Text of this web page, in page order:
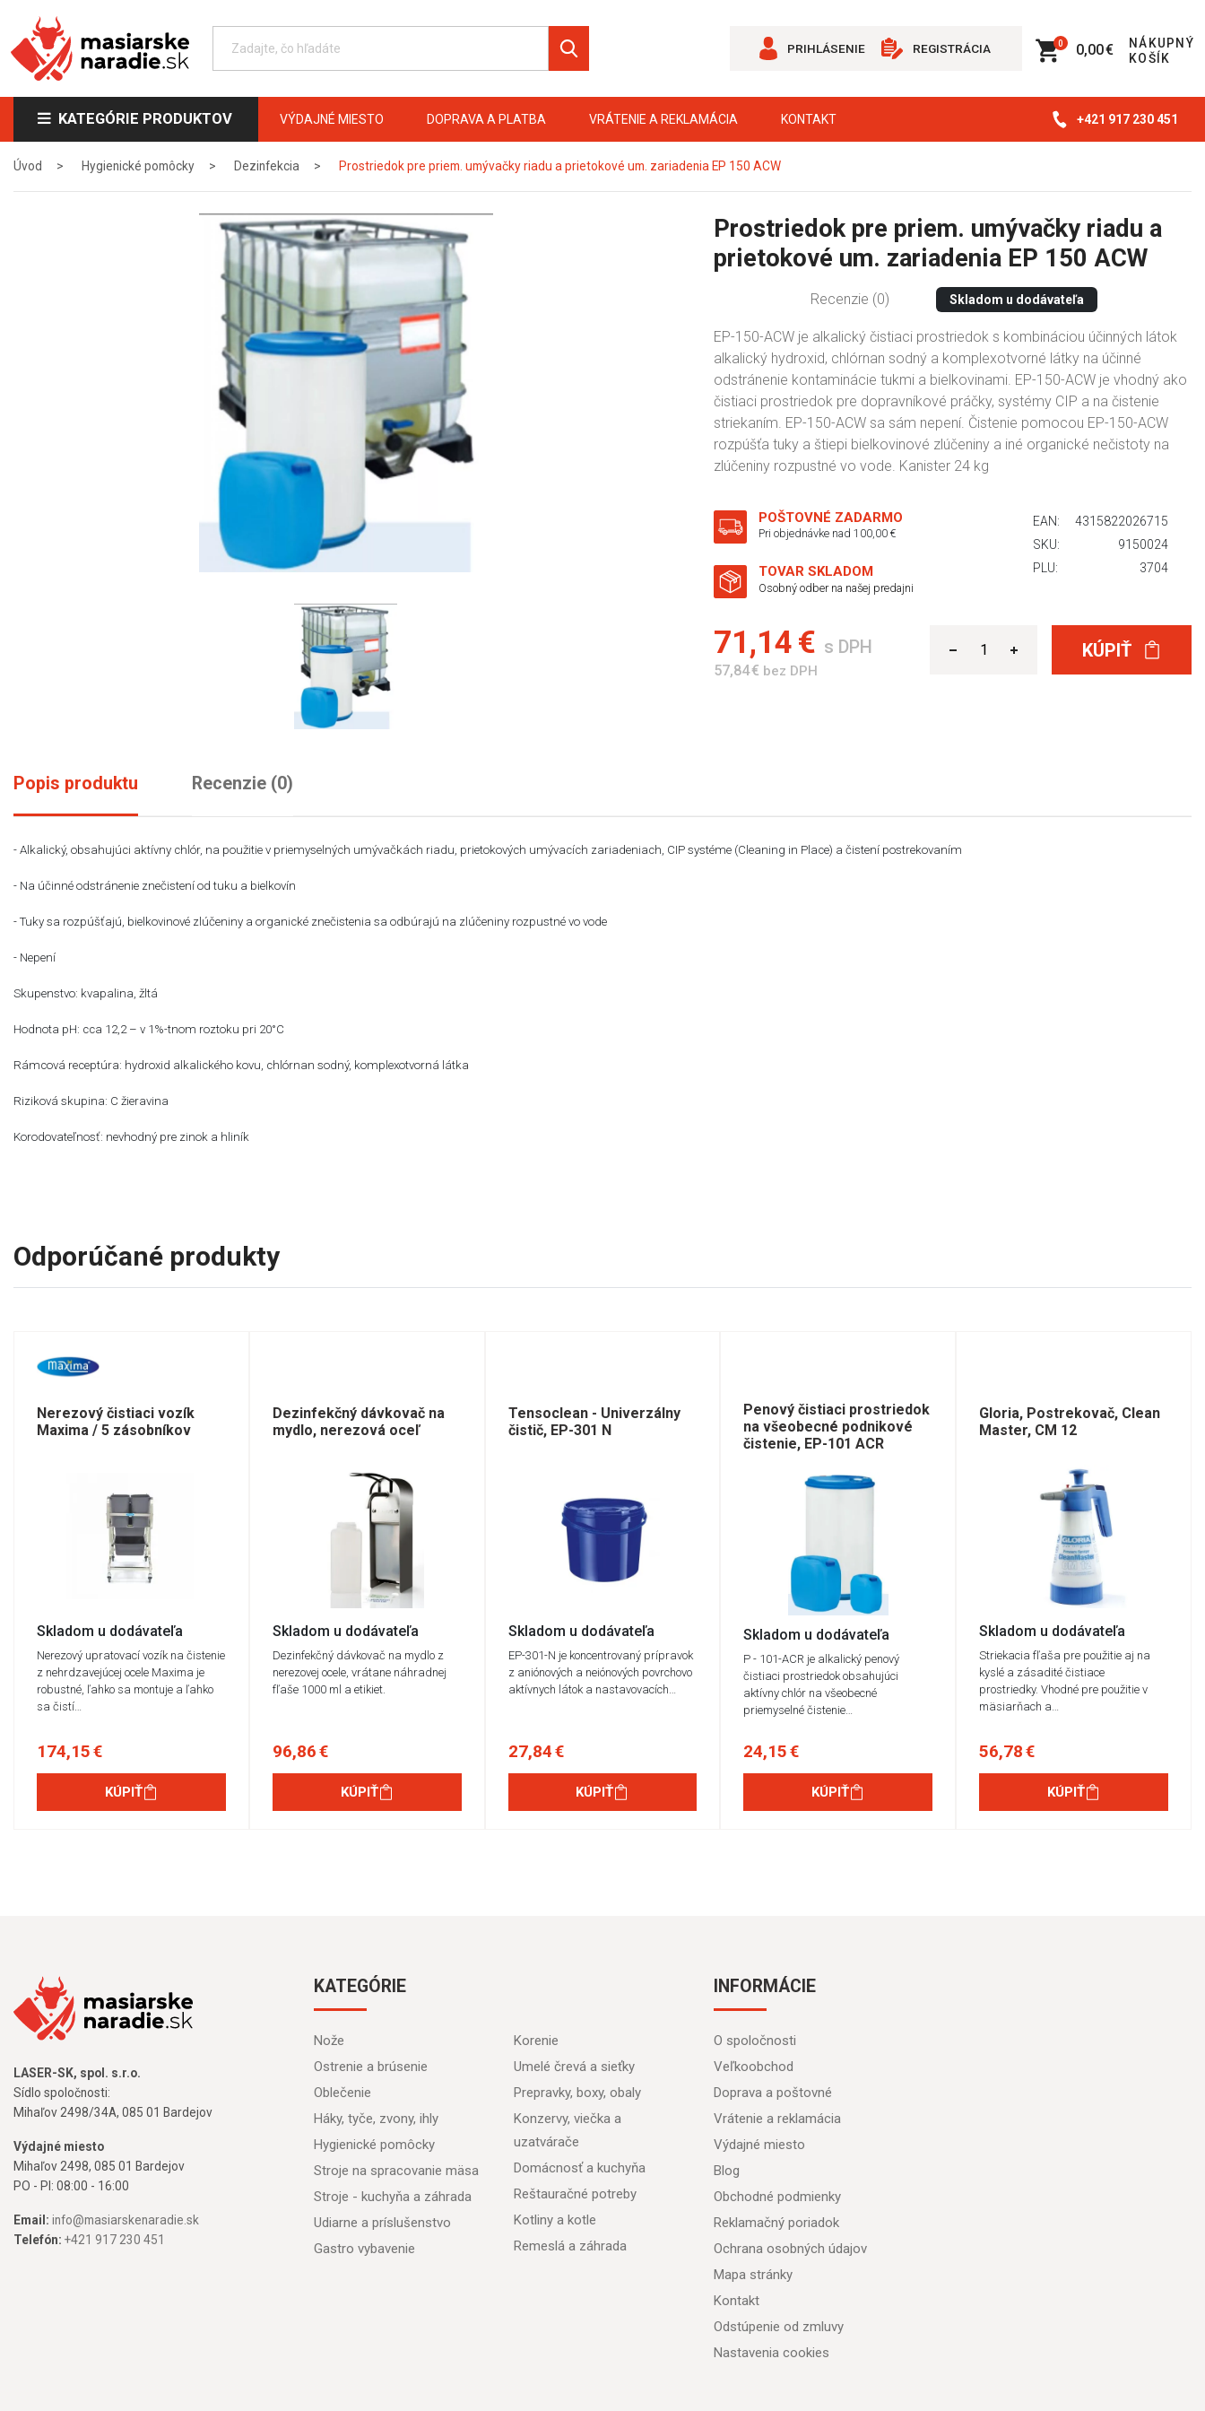
PRIHLÁSENIE REGISTRÁCIA 0,00 €
NÁKUPNÝ
KOŠÍK
0
KATEGÓRIE PRODUKTOV VÝDAJNÉ MIESTO DOPRAVA A PLATBA VRÁTENIE A REKLAMÁCIA KONTAKT +421 917 230 451
Úvod Hygienické pomôcky Dezinfekcia Prostriedok pre priem. umývačky riadu a prietokové um. zariadenia EP 150 ACW
Prostriedok pre priem. umývačky riadu a
prietokové um. zariadenia EP 150 ACW
Recenzie (0) Skladom u dodávateľa
EP-150-ACW je alkalický čistiaci prostriedok s kombináciou účinných látok
alkalický hydroxid, chlórnan sodný a komplexotvorné látky na účinné
odstránenie kontaminácie tukmi a bielkovinami. EP-150-ACW je vhodný ako
čistiaci prostriedok pre dopravníkové práčky, systémy CIP a na čistenie
striekaním. EP-150-ACW sa sám nepení. Čistenie pomocou EP-150-ACW
rozpúšťa tuky a štiepi bielkovinové zlúčeniny a iné organické nečistoty na
zlúčeniny rozpustné vo vode. Kanister 24 kg
POŠTOVNÉ ZADARMO
Pri objednávke nad 100,00 €
TOVAR SKLADOM
Osobný odber na našej predajni
EAN:
4315822026715
SKU:
9150024
PLU:
3704
71,14 € s DPH
57,84 € bez DPH
KÚPIŤ
Popis produktu Recenzie (0)
- Alkalický, obsahujúci aktívny chlór, na použitie v priemyselných umývačkách riadu, prietokových umývacích zariadeniach, CIP systéme (Cleaning in Place) a čistení postrekovaním
- Na účinné odstránenie znečistení od tuku a bielkovín
- Tuky sa rozpúšťajú, bielkovinové zlúčeniny a organické znečistenia sa odbúrajú na zlúčeniny rozpustné vo vode
- Nepení
Skupenstvo: kvapalina, žltá
Hodnota pH: cca 12,2 – v 1%-tnom roztoku pri 20°C
Rámcová receptúra: hydroxid alkalického kovu, chlórnan sodný, komplexotvorná látka
Riziková skupina: C žieravina
Korodovateľnosť: nevhodný pre zinok a hliník
Odporúčané produkty
Nerezový čistiaci vozík
Maxima / 5 zásobníkov
Skladom u dodávateľa
Nerezový upratovací vozík na čistenie
z nehrdzavejúcej ocele Maxima je
robustné, ľahko sa montuje a ľahko
sa čistí…
174,15 €
KÚPIŤ
Dezinfekčný dávkovač na
mydlo, nerezová oceľ
Skladom u dodávateľa
Dezinfekčný dávkovač na mydlo z
nerezovej ocele, vrátane náhradnej
fľaše 1000 ml a etikiet.
96,86 €
KÚPIŤ
Tensoclean - Univerzálny
čistič, EP-301 N
Skladom u dodávateľa
EP-301-N je koncentrovaný prípravok
z aniónových a neiónových povrchovo
aktívnych látok a nastavovacích…
27,84 €
KÚPIŤ
Penový čistiaci prostriedok
na všeobecné podnikové
čistenie, EP-101 ACR
Skladom u dodávateľa
P - 101-ACR je alkalický penový
čistiaci prostriedok obsahujúci
aktívny chlór na všeobecné
priemyselné čistenie…
24,15 €
KÚPIŤ
Gloria, Postrekovač, Clean
Master, CM 12
Skladom u dodávateľa
Striekacia fľaša pre použitie aj na
kyslé a zásadité čistiace
prostriedky. Vhodné pre použitie v
mäsiarňach a…
56,78 €
KÚPIŤ
LASER-SK, spol. s.r.o.
Sídlo spoločnosti:
Mihaľov 2498/34A, 085 01 Bardejov
Výdajné miesto
Mihaľov 2498, 085 01 Bardejov
PO - PI: 08:00 - 16:00
Email: info@masiarskenaradie.sk
Telefón: +421 917 230 451
KATEGÓRIE
Nože
Ostrenie a brúsenie
Oblečenie
Háky, tyče, zvony, ihly
Hygienické pomôcky
Stroje na spracovanie mäsa
Stroje - kuchyňa a záhrada
Udiarne a príslušenstvo
Gastro vybavenie
Korenie
Umelé črevá a sieťky
Prepravky, boxy, obaly
Konzervy, viečka a
uzatvárače
Domácnosť a kuchyňa
Reštauračné potreby
Kotliny a kotle
Remeslá a záhrada
INFORMÁCIE
O spoločnosti
Veľkoobchod
Doprava a poštovné
Vrátenie a reklamácia
Výdajné miesto
Blog
Obchodné podmienky
Reklamačný poriadok
Ochrana osobných údajov
Mapa stránky
Kontakt
Odstúpenie od zmluvy
Nastavenia cookies